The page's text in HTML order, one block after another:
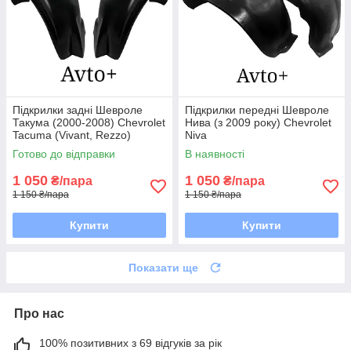
Підкрилки задні Шевроле
Такума (2000-2008) Chevrolet
Tacuma (Vivant, Rezzo)
Готово до відправки
1 050 ₴/пара
1 150 ₴/пара
Купити
Підкрилки передні Шевроле
Нива (з 2009 року) Chevrolet
Niva
В наявності
1 050 ₴/пара
1 150 ₴/пара
Купити
Показати ще
Про нас
100% позитивних з 69 відгуків за рік